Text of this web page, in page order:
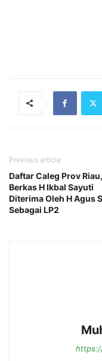
Previous article
Daftar Caleg Prov Riau,
Berkas H Ikbal Sayuti
Diterima Oleh H Agus
Sebagai LP2